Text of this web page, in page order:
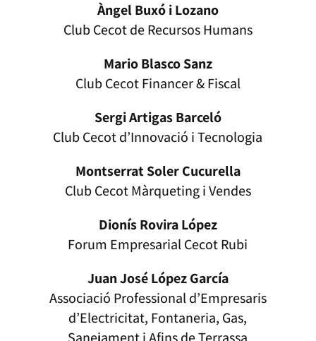
Àngel Buxó i Lozano
Club Cecot de Recursos Humans
Mario Blasco Sanz
Club Cecot Financer & Fiscal
Sergi Artigas Barceló
Club Cecot d’Innovació i Tecnologia
Montserrat Soler Cucurella
Club Cecot Màrqueting i Vendes
Dionís Rovira López
Forum Empresarial Cecot Rubi
Juan José López García
Associació Professional d’Empresaris
d’Electricitat, Fontaneria, Gas,